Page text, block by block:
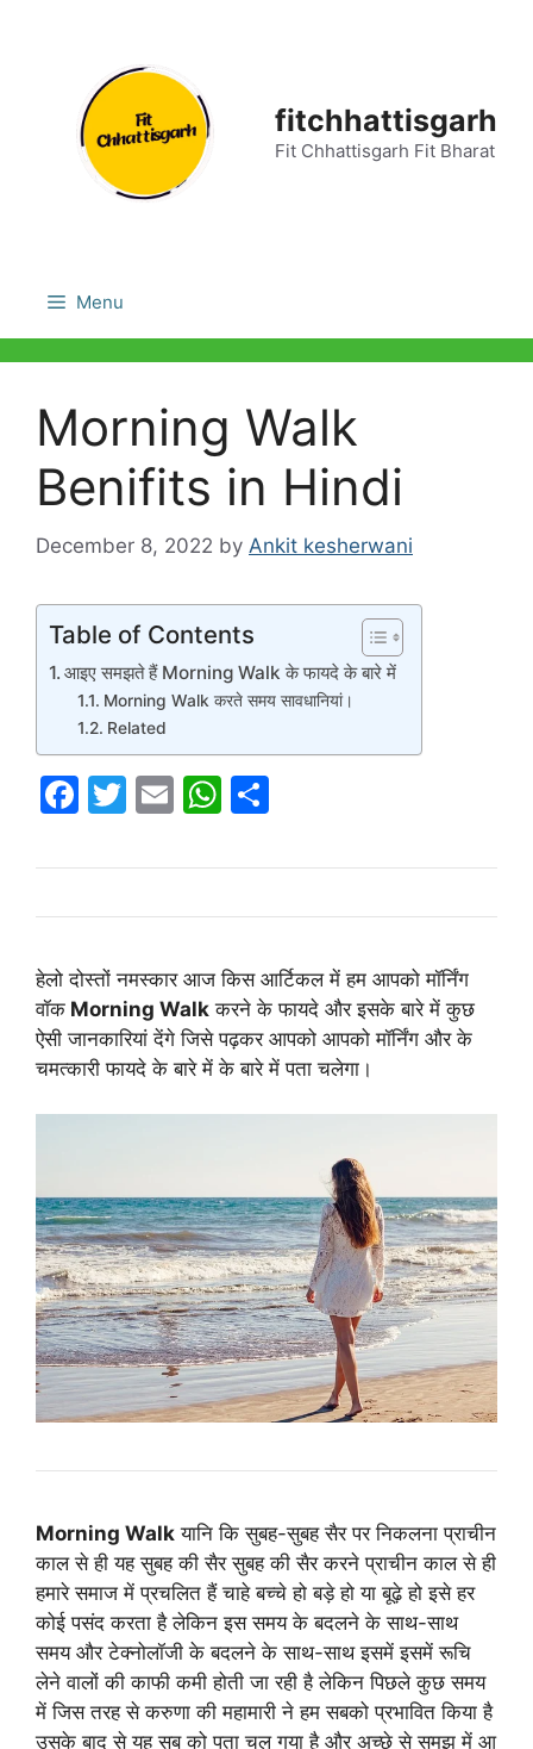
fitchhattisgarh
Fit Chhattisgarh Fit Bharat
Menu
Morning Walk
Benifits in Hindi
December 8, 2022 by Ankit kesherwani
Table of Contents
आइए समझते हैं Morning Walk के फायदे के बारे में
Morning Walk करते समय सावधानियां।
Related
F
c
e
o
o
k
T
itt
er
E
ai
l
W
at
s
p
p
ar
e
हेलो दोस्तों नमस्कार आज किस आर्टिकल में हम आपको मॉर्निंग
वॉक Morning Walk करने के फायदे और इसके बारे में कुछ
ऐसी जानकारियां देंगे जिसे पढ़कर आपको आपको मॉर्निंग और के
चमत्कारी फायदे के बारे में के बारे में पता चलेगा।
Morning Walk यानि कि सुबह-सुबह सैर पर निकलना प्राचीन
काल से ही यह सुबह की सैर सुबह की सैर करने प्राचीन काल से ही
हमारे समाज में प्रचलित हैं चाहे बच्चे हो बड़े हो या बूढ़े हो इसे हर
कोई पसंद करता है लेकिन इस समय के बदलने के साथ-साथ
समय और टेक्नोलॉजी के बदलने के साथ-साथ इसमें इसमें रूचि
लेने वालों की काफी कमी होती जा रही है लेकिन पिछले कुछ समय
में जिस तरह से करुणा की महामारी ने हम सबको प्रभावित किया है
उसके बाद से यह सब को पता चल गया है और अच्छे से समझ में आ